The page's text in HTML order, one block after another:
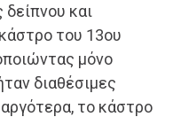
δείπνου και
του 13ου
μόνο
διαθέσιμες
το κάστρο